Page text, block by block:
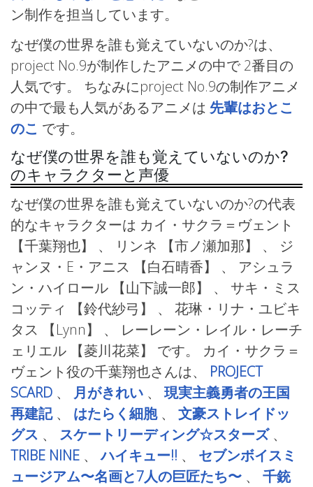
ン制作を担当しています。
なぜ僕の世界を誰も覚えていないのか?は、
project No.9が制作したアニメの中で 2番目の
人気です。 ちなみにproject No.9の制作アニメ
の中で最も人気があるアニメは 先輩はおとこ
のこ です。
なぜ僕の世界を誰も覚えていないのか?
のキャラクターと声優
なぜ僕の世界を誰も覚えていないのか?の代表
的なキャラクターは カイ・サクラ＝ヴェント
【千葉翔也】 、 リンネ
【市ノ瀬加那】 、 ジ
ャンヌ・E・アニス
【白石晴香】 、 アシュラ
ン・ハイロール
【山下誠一郎】 、 サキ・ミス
コッティ
【鈴代紗弓】 、 花琳・リナ・ユビキ
タス
【Lynn】 、 レーレーン・レイル・レーチ
ェリエル
【菱川花菜】 です。 カイ・サクラ＝
ヴェント役の千葉翔也さんは、 PROJECT
SCARD 、 月がきれい 、 現実主義勇者の王国
再建記、 はたらく細胞、 文豪ストレイドッ
グス 、 スケートリーディング☆スターズ、
TRIBE NINE 、ハイキュー!! 、 セブンボイスミ
ュージアム〜名画と7人の巨匠たち〜 、 千銃